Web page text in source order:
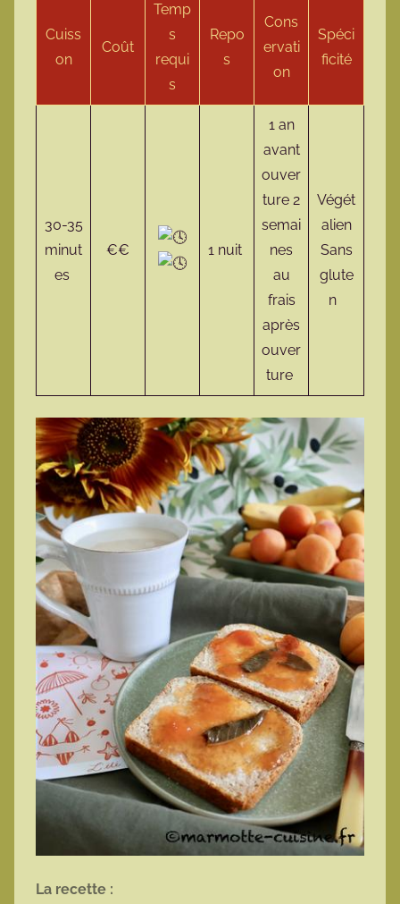
Cuiss
on
Coût
Temp
s
requi
s
Repo
s
Cons
ervati
on
Spéci
ficité
30-35
minut
es
€€ 1 nuit
1 an
avant
ouver
ture 2
semai
nes
au
frais
après
ouver
ture
Végét
alien
Sans
glute
n
La recette :